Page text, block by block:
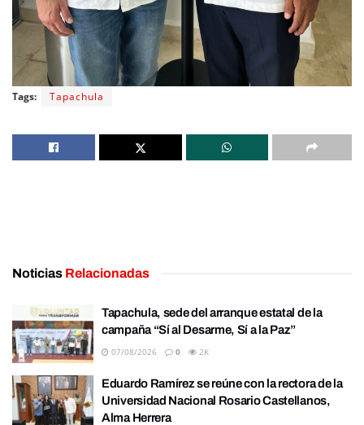
Tags: Tapachula
Noticias Relacionadas
Tapachula, sede del arranque estatal de la
campaña “Sí al Desarme, Sí a la Paz”
07/08/2026 0 2K
Eduardo Ramírez se reúne con la rectora de la
Universidad Nacional Rosario Castellanos,
Alma Herrera